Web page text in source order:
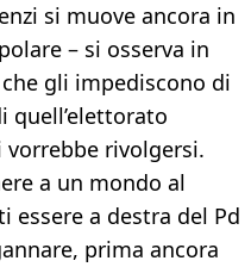
si muove ancora in
– si osserva in
gli impediscono di
quell’elettorato
rivolgersi.
a un mondo al
essere a destra del Pd
prima ancora